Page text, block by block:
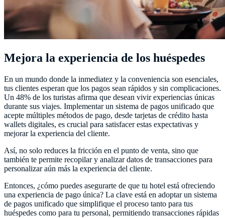
Mejora la experiencia de los huéspedes
En un mundo donde la inmediatez y la conveniencia son esenciales,
tus clientes esperan que los pagos sean rápidos y sin complicaciones.
Un 48% de los turistas afirma que desean vivir experiencias únicas
durante sus viajes​​. Implementar un sistema de pagos unificado que
acepte múltiples métodos de pago, desde tarjetas de crédito hasta
wallets digitales, es crucial para satisfacer estas expectativas y
mejorar la experiencia del cliente.
Así, no solo reduces la fricción en el punto de venta, sino que
también te permite recopilar y analizar datos de transacciones para
personalizar aún más la experiencia del cliente.
Entonces, ¿cómo puedes asegurarte de que tu hotel está ofreciendo
una experiencia de pago única? La clave está en adoptar un sistema
de pagos unificado que simplifique el proceso tanto para tus
huéspedes como para tu personal, permitiendo transacciones rápidas